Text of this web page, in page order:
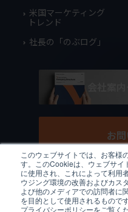
このウェブサイトでは、お客様
す。このCookieは、ウェブサイ
に使用され、これによって利用
ウジング環境の改善およびカス
よび他のメディアでの訪問者に
を目的として使用されるもので
プライバシーポリシーをご覧くだ
米国マーケティング
トレンド
社長の「のぶログ」
お
JP/EN プライバシー